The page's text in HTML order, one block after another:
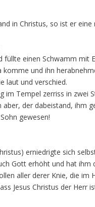
in Christus, so ist er
füllte einen Schwamm mit
komme und ihn
laut und verschied.
im Tempel zerriss in zwei
der dabeistand, ihm
gewesen!
erniedrigte sich
Gott erhöht und hat ihm
aller derer Knie, die
Jesus Christus der Herr